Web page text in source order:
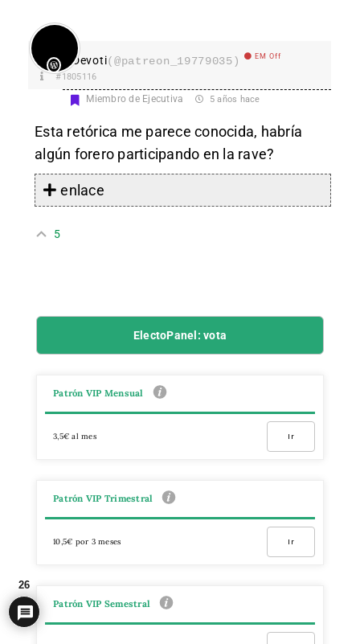
Devoti(@patreon_19779035) EM Off
#1805116
Miembro de Ejecutiva 5 años hace
Esta retórica me parece conocida, habría
algún forero participando en la rave?
enlace
5
ElectoPanel: vota
Patrón VIP Mensual
3,5€ al mes Ir
Patrón VIP Trimestral
10,5€ por 3 meses Ir
Patrón VIP Semestral
26